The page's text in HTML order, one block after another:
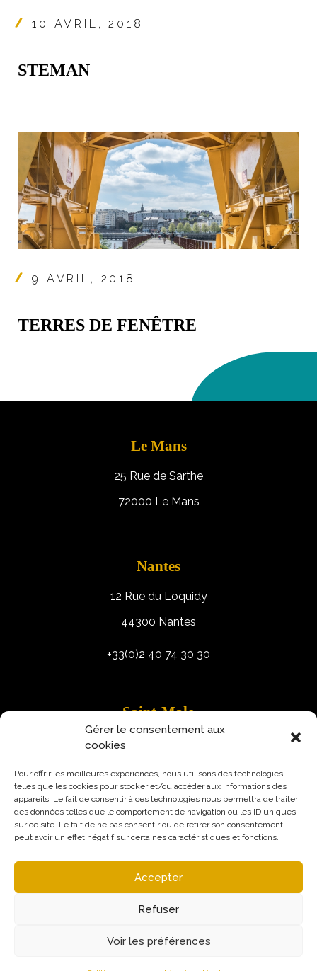
Gérer le consentement aux
cookies
Pour offrir les meilleures expériences, nous utilisons des technologies
telles que les cookies pour stocker et/ou accéder aux informations des
appareils. Le fait de consentir à ces technologies nous permettra de traiter
des données telles que le comportement de navigation ou les ID uniques
sur ce site. Le fait de ne pas consentir ou de retirer son consentement
peut avoir un effet négatif sur certaines caractéristiques et fonctions.
Accepter
Refuser
Voir les préférences
10 AVRIL, 2018
STEMAN
9 AVRIL, 2018
TERRES DE FENÊTRE
Le Mans
25 Rue de Sarthe
72000 Le Mans
Nantes
12 Rue du Loquidy
44300 Nantes
+33(0)2 40 74 30 30
Saint-Malo
9 Rue Robert Schuman
35400 Saint-Malo
Mentions légales Politique de confidentialité